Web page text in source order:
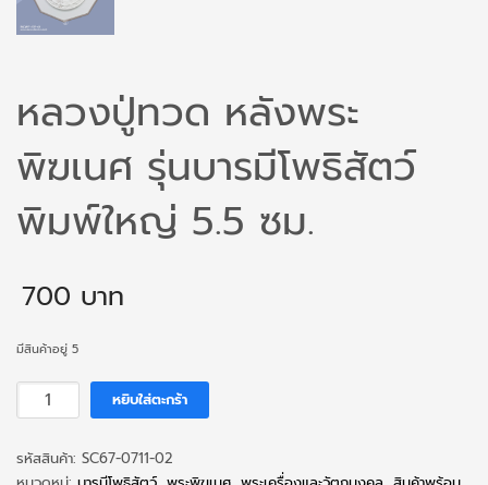
หลวงปู่ทวด หลังพระ
พิฆเนศ รุ่นบารมีโพธิสัตว์
พิมพ์ใหญ่ 5.5 ซม.
700
มีสินค้าอยู่ 5
จำนวน
หลวง
หลัง
หยิบใส่ตะกร้า
รหัสสินค้า: SC67-0711-02